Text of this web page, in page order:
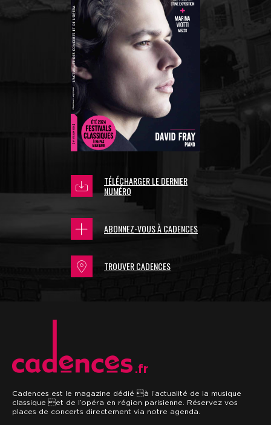
TÉLÉCHARGER LE DERNIER
NUMÉRO
ABONNEZ-VOUS À CADENCES
TROUVER CADENCES
.fr
Cadences est le magazine dédié à l’actualité de la musique
classique et de l’opéra en région parisienne. Réservez vos
places de concerts directement via notre agenda.